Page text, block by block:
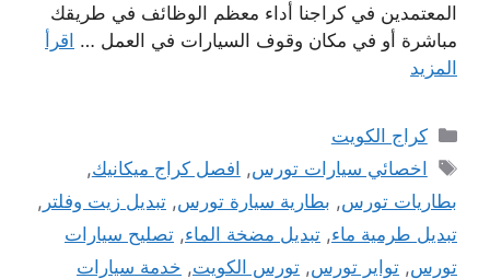
المعتمدين في كراجنا أداء معظم الوظائف في طريقك
مباشرة أو في مكان وقوف السيارات في العمل … اقرأ
المزيد
التصنيفات
كراج الكويت
الوسوم
اخصائي سيارات تورس, افصل كراج ميكانيك,
بطاريات تورس, بطارية سيارة تورس, تبديل زيت وفلتر ,
تبديل طرمية ماء, تبديل مضخة الماء, تصليح سيارات
تورس, تواير تورس, تورس الكويت, خدمة سيارات